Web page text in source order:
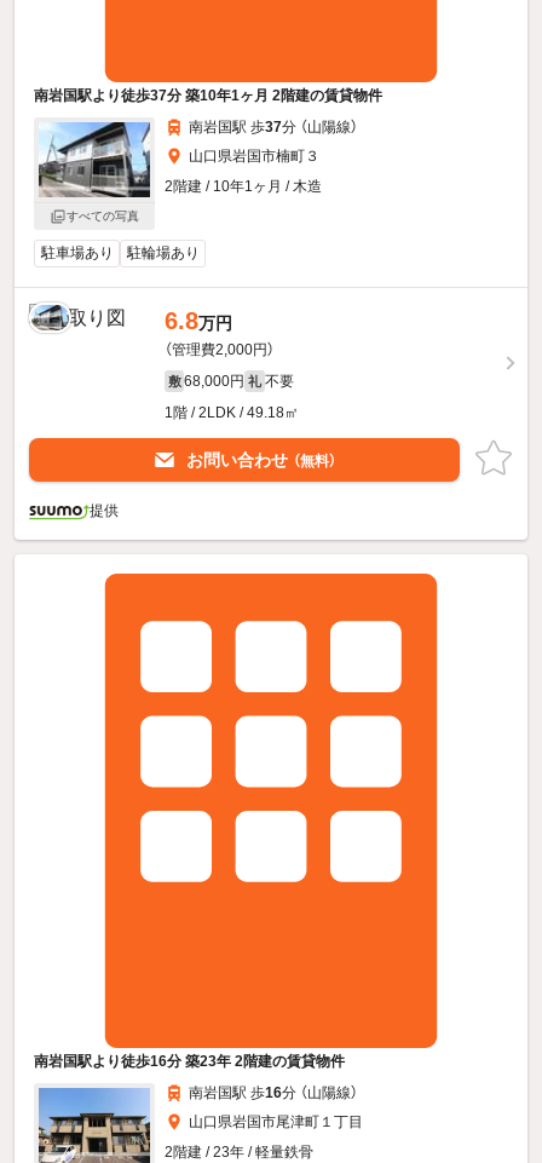
南岩国駅より徒歩37分 築10年1ヶ月 2階建の賃貸物件
すべての写真
南岩国駅 歩37分 （山陽線）
山口県岩国市楠町３
2階建 / 10年1ヶ月 / 木造
駐車場あり 駐輪場あり
6.8万円
（管理費2,000円）
敷 68,000円 礼 不要
1階 / 2LDK / 49.18㎡
お問い合わせ （無料）
提供
南岩国駅より徒歩16分 築23年 2階建の賃貸物件
南岩国駅 歩16分 （山陽線）
山口県岩国市尾津町１丁目
2階建 / 23年 / 軽量鉄骨